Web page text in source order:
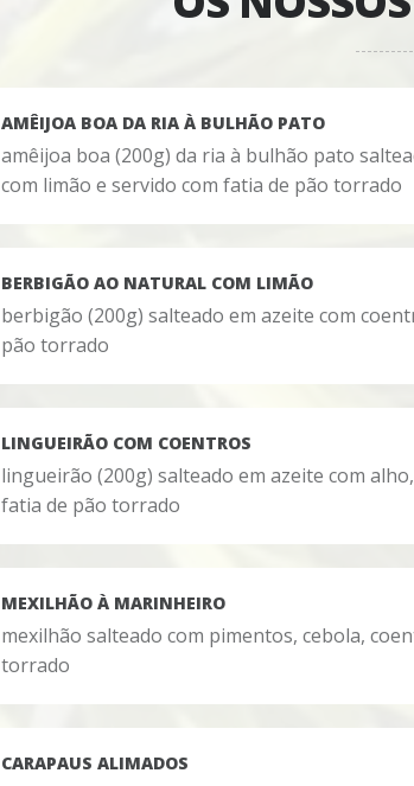
AMÊIJOA BOA DA RIA À BULHÃO PATO
amêijoa boa (200g) da ria à bulhão pato
com limão e servido com fatia de pão torrado
BERBIGÃO AO NATURAL COM LIMÃO
berbigão (200g) salteado em azeite com
pão torrado
LINGUEIRÃO COM COENTROS
lingueirão (200g) salteado em azeite com
fatia de pão torrado
MEXILHÃO À MARINHEIRO
mexilhão salteado com pimentos, cebola,
torrado
CARAPAUS ALIMADOS